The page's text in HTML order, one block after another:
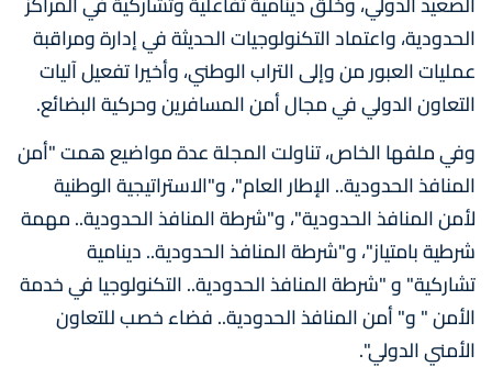
الحدودية، واعتماد التكنولوجيات الحديثة في إدارة ومراقبة
عمليات العبور من وإلى التراب الوطني، وأخيرا تفعيل آليات
التعاون الدولي في مجال أمن المسافرين وحركية البضائع.
وفي ملفها الخاص، تناولت المجلة عدة مواضيع همت "أمن
المنافذ الحدودية.. الإطار العام"، و"الاستراتيجية الوطنية
لأمن المنافذ الحدودية"، و"شرطة المنافذ الحدودية.. مهمة
شرطية بامتياز"، و"شرطة المنافذ الحدودية.. دينامية
تشاركية" و "شرطة المنافذ الحدودية.. التكنولوجيا في خدمة
الأمن " و" أمن المنافذ الحدودية.. فضاء خصب للتعاون
الأمني الدولي".